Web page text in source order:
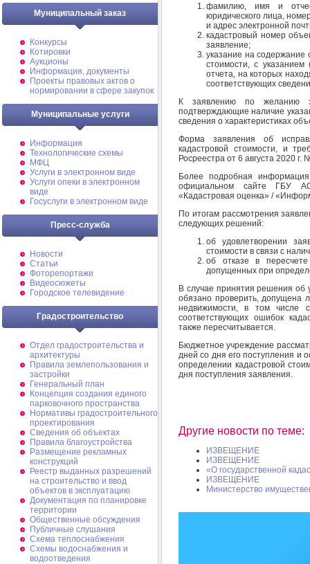
Муниципальный заказ
Конкурсы
Котировки
Аукционы
Информация, документы
Проекты правовых актов о
нормировании в сфере закупок
Муниципальные услуги
Информация
Технологические схемы
МФЦ
Услуги в электронном виде
Услуги опеки в электронном
виде
Госуслуги в электронном виде
Пресс-служба
Новости
Статьи
Фоторепортажи
Видеосюжеты
Городское телевидение
Градостроительство
Отдел градостроительства и
архитектуры
Правила землепользования и
застройки
Генеральный план
Концепция создания единого
парковочного пространства
Нормативы градостроительного
проектирования
Сведения об объектах
Правила благоустройства
Размещение рекламных
конструкций
Реестр выданных разрешений
на строительство и ввод
объектов в эксплуатацию
Документация по планировке
территории
Общественные обсуждения
Публичные слушания
Схема теплоснабжения
Схемы водоснабжения и
водоотведения
фамилию, имя и
юридического лица,
и адрес электронной
кадастровый номер
заявление;
указание на
стоимости, с
отчета, на которых
соответствующих
К заявлению по желанию
подтверждающие наличие
сведения о характеристиках
Форма заявления об
кадастровой стоимости, и
Росреестра от 6 августа 2020
Более подробная
официальном сайте ГБУ
«Кадастровая оценка» /
По итогам рассмотрения
следующих решений:
об удовлетворении
стоимости в связи с
об отказе в
допущенных при
В случае принятия решения об
обязано проверить, допущена
недвижимости, в том числе
соответствующих ошибок
также пересчитывается.
Бюджетное учреждение
дней со дня его поступления и
определении кадастровой
дня поступления заявления.
Другие новости по теме:
ИЗВЕЩЕНИЕ
ИЗВЕЩЕНИЕ
«О государственной
ИЗВЕЩЕНИЕ
Министерство